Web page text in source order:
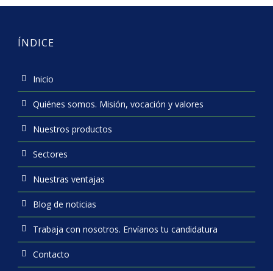
ÍNDICE
Inicio
Quiénes somos. Misión, vocación y valores
Nuestros productos
Sectores
Nuestras ventajas
Blog de noticias
Trabaja con nosotros. Envíanos tu candidatura
Contacto